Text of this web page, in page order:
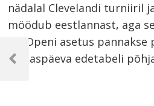
nädalal Clevelandi turniiril
möödub eestlannast, aga
US Openi asetus
esmaspäeva edetabeli
Navigeerimine
Previous